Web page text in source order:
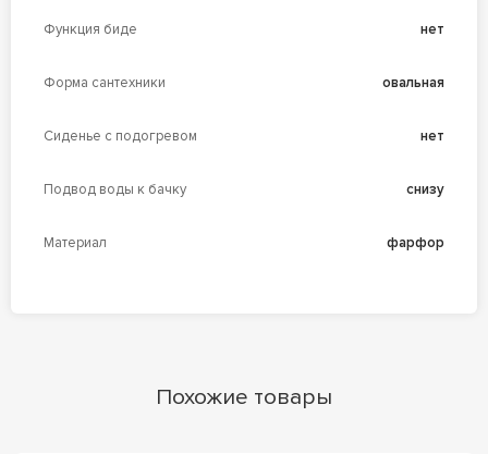
Функция биде нет
Форма сантехники овальная
Сиденье с подогревом нет
Подвод воды к бачку снизу
Материал фарфор
Похожие товары